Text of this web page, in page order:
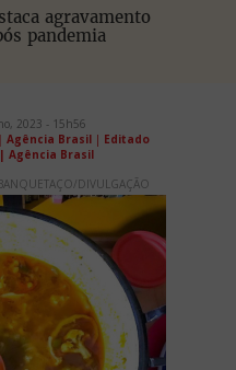
agravamento
pandemia
2023 - 15h56
Agência Brasil | Editado
Agência Brasil
DIVULGAÇÃO